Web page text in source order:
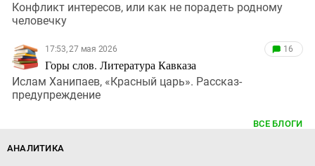
Конфликт интересов, или как не порадеть родному
человечку
17:53, 27 мая 2026
Горы слов. Литература Кавказа
16
Ислам Ханипаев, «Красный царь». Рассказ-
предупреждение
ВСЕ БЛОГИ
АНАЛИТИКА